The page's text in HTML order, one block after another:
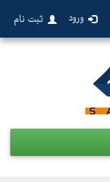
ورود ثبت نام